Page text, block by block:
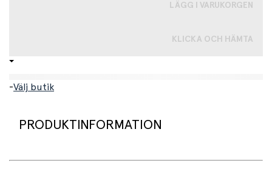
LÄGG I VARUKORGEN
KLICKA OCH HÄMTA
-Välj butik
PRODUKTINFORMATION